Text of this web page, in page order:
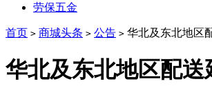
劳保五金
首页 > 商城头条 > 公告 > 华北及东北地区
华北及东北地区配送